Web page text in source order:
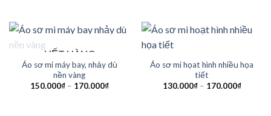
HẾT HÀNG
Áo sơ mi máy bay, nhảy dù
nền vàng
150.000₫– 170.000₫
Áo sơ mi họat hình nhiều họa
tiết
130.000₫– 170.000₫